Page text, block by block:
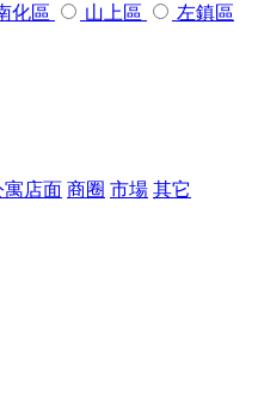
化區 山上區
左鎮區
寓店面 商圈 市場 其它